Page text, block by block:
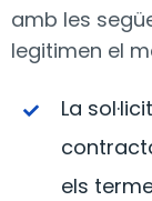
amb les
legitimen el
La
els